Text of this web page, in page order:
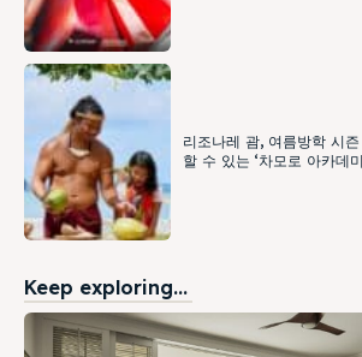
리조나레 괌, 여름방학 시
할 수 있는 ‘차모로 아카데
Keep exploring...